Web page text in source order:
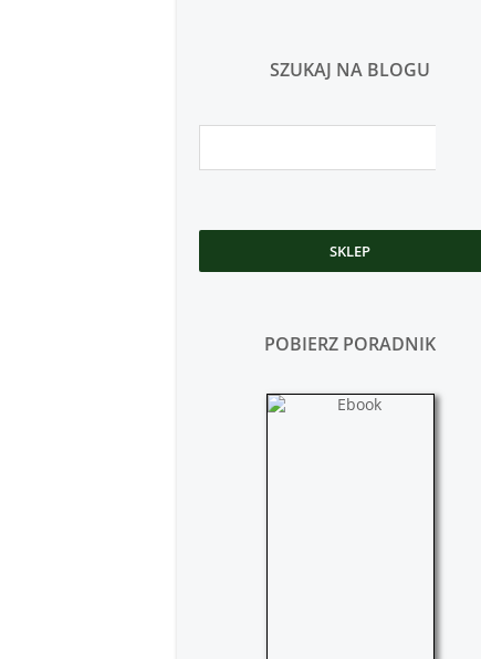
SZUKAJ NA BLOGU
SKLEP
POBIERZ PORADNIK